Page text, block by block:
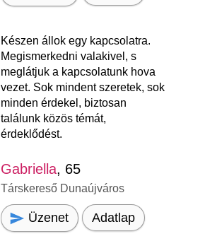
Készen állok egy kapcsolatra.
Megismerkedni valakivel, s
meglátjuk a kapcsolatunk hova
vezet. Sok mindent szeretek, sok
minden érdekel, biztosan
találunk közös témát,
érdeklődést.
Gabriella, 65
Társkereső Dunaújváros
Üzenet Adatlap